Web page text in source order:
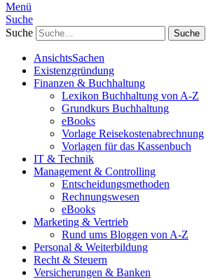
Menü
Suche
Suche
AnsichtsSachen
Existenzgründung
Finanzen & Buchhaltung
Lexikon Buchhaltung von A-Z
Grundkurs Buchhaltung
eBooks
Vorlage Reisekostenabrechnung
Vorlagen für das Kassenbuch
IT & Technik
Management & Controlling
Entscheidungsmethoden
Rechnungswesen
eBooks
Marketing & Vertrieb
Rund ums Bloggen von A-Z
Personal & Weiterbildung
Recht & Steuern
Versicherungen & Banken